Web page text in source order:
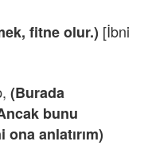
fitne olur.) [İbni
(Burada
bunu
anlatırım)